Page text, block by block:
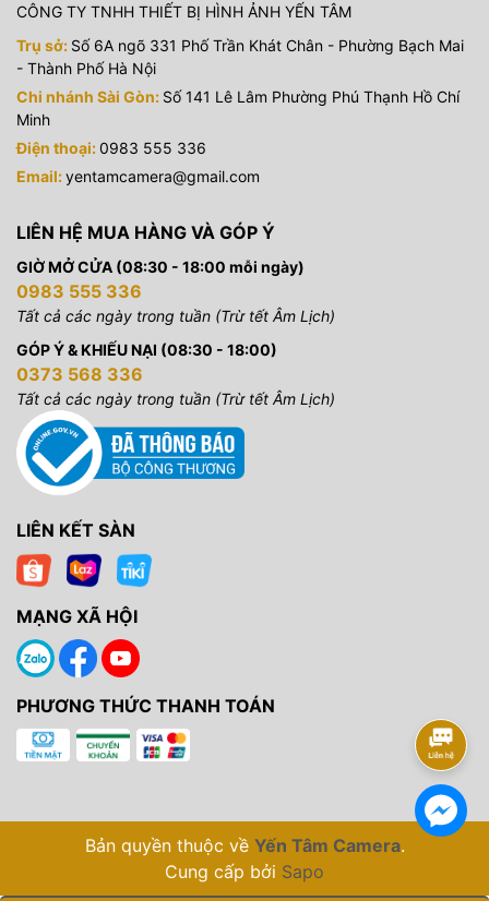
CÔNG TY TNHH THIẾT BỊ HÌNH ẢNH YẾN TÂM
Trụ sở: Số 6A ngõ 331 Phố Trần Khát Chân - Phường Bạch Mai
- Thành Phố Hà Nội
Chi nhánh Sài Gòn: Số 141 Lê Lâm Phường Phú Thạnh Hồ Chí
Minh
Điện thoại:0983 555 336
Email:yentamcamera@gmail.com
LIÊN HỆ MUA HÀNG VÀ GÓP Ý
GIỜ MỞ CỬA (08:30 - 18:00 mỗi ngày)
0983 555 336
Tất cả các ngày trong tuần (Trừ tết Âm Lịch)
GÓP Ý & KHIẾU NẠI (08:30 - 18:00)
0373 568 336
Tất cả các ngày trong tuần (Trừ tết Âm Lịch)
LIÊN KẾT SÀN
MẠNG XÃ HỘI
PHƯƠNG THỨC THANH TOÁN
Bản quyền thuộc về Yến Tâm Camera.
Cung cấp bởi Sapo